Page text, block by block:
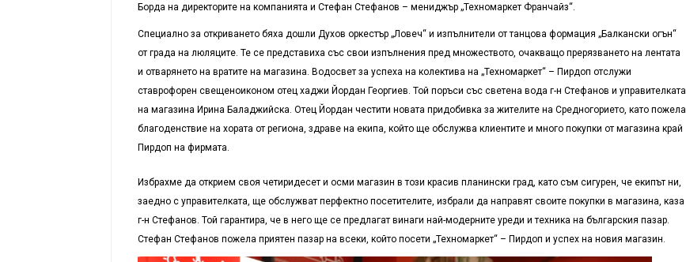
Борда на директорите на компанията и Стефан Стефанов – мениджър „Техномаркет Франчайз“.
Специално за откриването бяха дошли Духов оркестър „Ловеч“ и изпълнители от танцова формация „Балкански огън“
от града на люляците. Те се представиха със свои изпълнения пред множеството, очакващо прерязването на лентата
и отварянето на вратите на магазина. Водосвет за успеха на колектива на „Техномаркет“ – Пирдоп отслужи
ставрофорен свещеноиконом отец хаджи Йордан Георгиев. Той поръси със светена вода г-н Стефанов и управителката
на магазина Ирина Баладжийска. Отец Йордан честити новата придобивка за жителите на Средногорието, като пожела
благоденствие на хората от региона, здраве на екипа, който ще обслужва клиентите и много покупки от магазина край
Пирдоп на фирмата.
Избрахме да открием своя четиридесет и осми магазин в този красив планински град, като съм сигурен, че екипът ни,
заедно с управителката, ще обслужват перфектно посетителите, избрали да направят своите покупки в магазина, каза
г-н Стефанов. Той гарантира, че в него ще се предлагат винаги най-модерните уреди и техника на българския пазар.
Стефан Стефанов пожела приятен пазар на всеки, който посети „Техномаркет“ – Пирдоп и успех на новия магазин.